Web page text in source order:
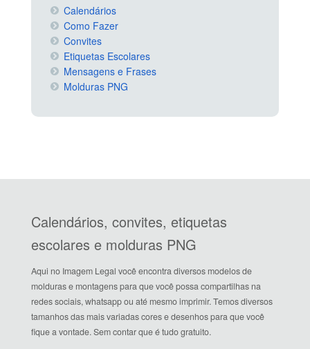
Calendários
Como Fazer
Convites
Etiquetas Escolares
Mensagens e Frases
Molduras PNG
Calendários, convites, etiquetas
escolares e molduras PNG
Aqui no Imagem Legal você encontra diversos modelos de
molduras e montagens para que você possa compartilhas na
redes sociais, whatsapp ou até mesmo imprimir. Temos diversos
tamanhos das mais variadas cores e desenhos para que você
fique a vontade. Sem contar que é tudo gratuito.